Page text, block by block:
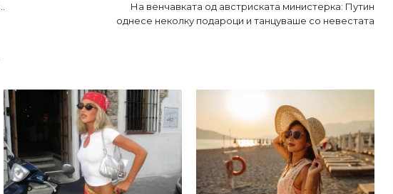
На венчавката од австриската министерка: Путин
однесе неколку подароци и танцуваше со невестата